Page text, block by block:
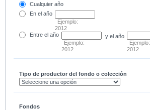
Cualquier año
En el año
Ejemplo:
2012
Entre el año
Ejemplo:
2012
y el año
Ejemplo:
2012
Tipo de productor del fondo o colección
Fondos